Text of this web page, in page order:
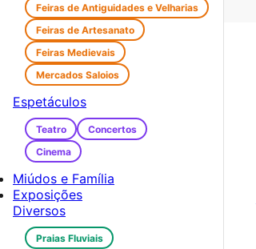
Feiras de Antiguidades e Velharias
Feiras de Artesanato
Feiras Medievais
Mercados Saloios
Espetáculos
Teatro
Concertos
Cinema
Miúdos e Família
Exposições
Diversos
Praias Fluviais